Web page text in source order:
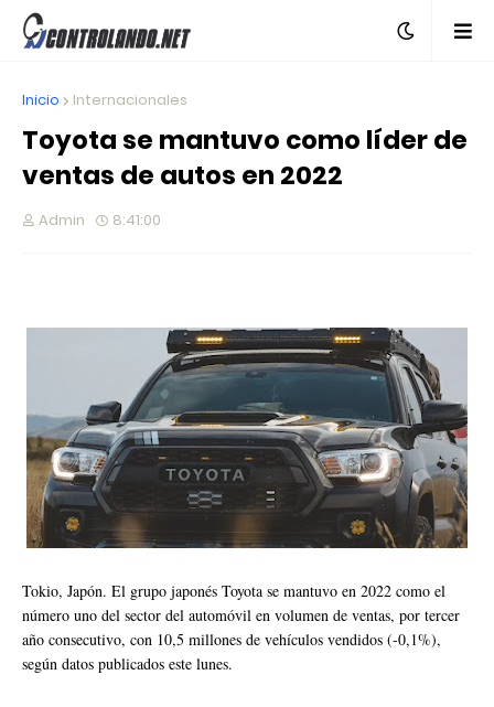
Inicio Internacionales
Toyota se mantuvo como líder de
ventas de autos en 2022
Admin 8:41:00
Tokio, Japón. El grupo japonés Toyota se mantuvo en 2022 como el
número uno del sector del automóvil en volumen de ventas, por tercer
año consecutivo, con 10,5 millones de vehículos vendidos (-0,1%),
según datos publicados este lunes.